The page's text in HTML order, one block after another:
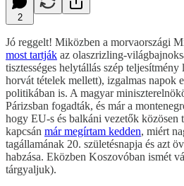
2
Jó reggelt! Miközben a morvaországi
most tartják az olaszrizling-
tisztességes helytállás szép
horvát tételek mellett), izgalmas napok
politikában is. A magyar
Párizsban fogadták, és már a
hogy EU-s és balkáni vezetők közösen
kapcsán már megírtam kedden, miért
tagállamának 20. születésnapja és azt
habzása. Eközben Koszovóban ismét
tárgyaljuk).